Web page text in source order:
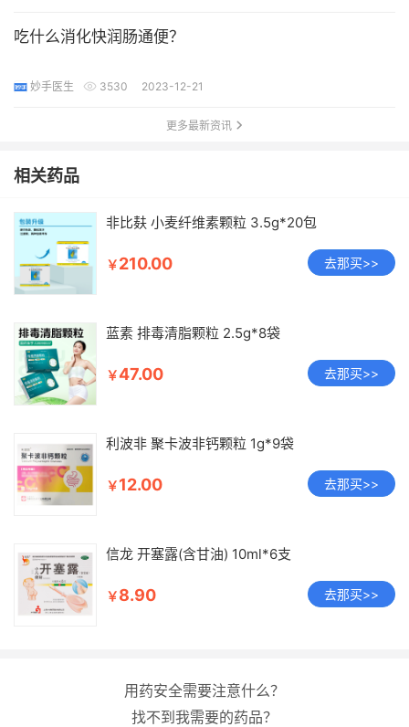
吃什么消化快润肠通便？
妙手医生 3530 2023-12-21
更多最新资讯
相关药品
非比麸 小麦纤维素颗粒 3.5g*20包
￥210.00 去那买>>
蓝素 排毒清脂颗粒 2.5g*8袋
￥47.00 去那买>>
利波非 聚卡波非钙颗粒 1g*9袋
￥12.00 去那买>>
信龙 开塞露(含甘油) 10ml*6支
￥8.90 去那买>>
用药安全需要注意什么？
找不到我需要的药品？